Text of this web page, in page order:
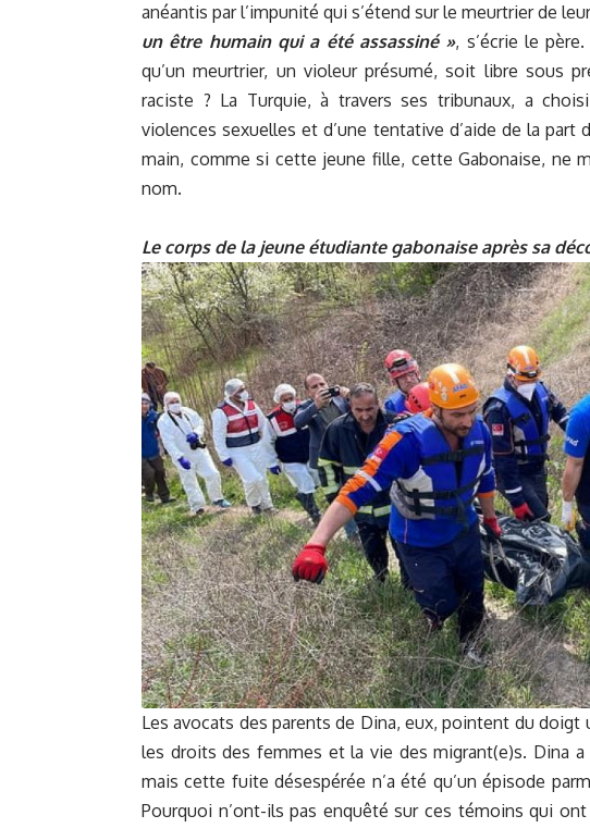
anéantis par l’impunité qui s’étend sur le meurtrier de
un être humain qui a été assassiné », s’écrie le
qu’un meurtrier, un violeur présumé, soit libre sous
raciste ? La Turquie, à travers ses tribunaux, a
violences sexuelles et d’une tentative d’aide de la part
main, comme si cette jeune fille, cette Gabonaise, ne
nom.
Le corps de la jeune étudiante gabonaise après sa
Les avocats des parents de Dina, eux, pointent du
les droits des femmes et la vie des migrant(e)s. Dina
mais cette fuite désespérée n’a été qu’un épisode
Pourquoi n’ont-ils pas enquêté sur ces témoins qui